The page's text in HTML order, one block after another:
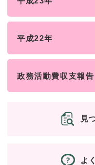
平成22年
政務活動費収支報告
見
よ